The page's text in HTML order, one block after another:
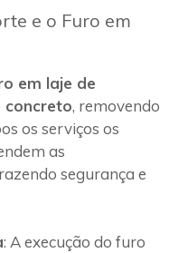
e o Furo em
em laje de
concreto, removendo
os serviços os
as
segurança e
: A execução do furo